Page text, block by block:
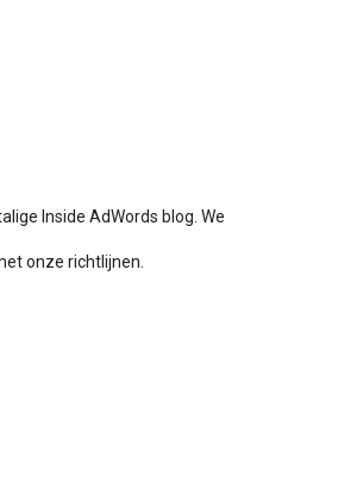
Inside AdWords blog. We
onze richtlijnen.